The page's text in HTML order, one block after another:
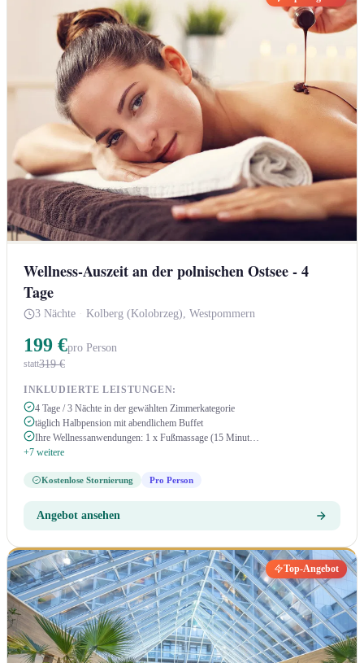
Wellness-Auszeit an der polnischen Ostsee - 4
Tage
3 Nächte · Kolberg (Kolobrzeg), Westpommern
199 €pro Person
statt319 €
INKLUDIERTE LEISTUNGEN:
4 Tage / 3 Nächte in der gewählten Zimmerkategorie
täglich Halbpension mit abendlichem Buffet
Ihre Wellnessanwendungen: 1 x Fußmassage (15 Minut…
+7 weitere
Kostenlose Stornierung Pro Person
Angebot ansehen
Top-Angebot